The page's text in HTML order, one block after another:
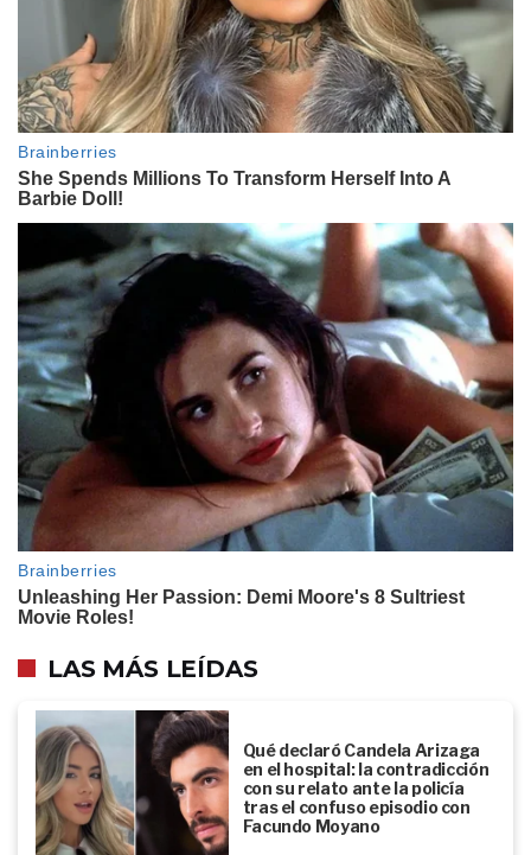
LAS MÁS LEÍDAS
Qué declaró Candela Arizaga
en el hospital: la contradicción
con su relato ante la policía
tras el confuso episodio con
Facundo Moyano